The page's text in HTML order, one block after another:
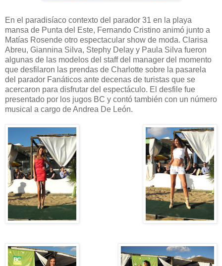
En el paradisíaco contexto del parador 31 en la playa
mansa de Punta del Este, Fernando Cristino animó junto a
Matías Rosende otro espectacular show de moda. Clarisa
Abreu, Giannina Silva, Stephy Delay y Paula Silva fueron
algunas de las modelos del staff del manager del momento
que desfilaron las prendas de Charlotte sobre la pasarela
del parador Fanáticos ante decenas de turistas que se
acercaron para disfrutar del espectáculo. El desfile fue
presentado por los jugos BC y contó también con un número
musical a cargo de Andrea De León.